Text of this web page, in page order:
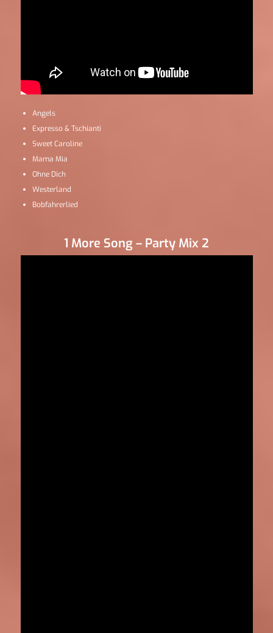
Angels
Expresso & Tschianti
Sweet Caroline
Mama Mia
Ohne Dich
Westerland
Bobfahrerlied
1 More Song – Party Mix 2